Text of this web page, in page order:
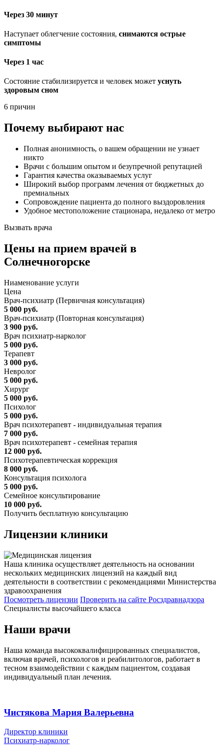
Через 30 минут
Наступает облегчение состояния, снимаются острые
симптомы
Через 1 час
Состояние стабилизируется и человек может уснуть
здоровым сном
6 причин
Почему выбирают нас
Полная анонимность, о вашем обращении не узнает
никто
Врачи с большим опытом и безупречной репутацией
Гарантия качества оказываемых услуг
Широкий выбор программ лечения от бюджетных до
премиальных
Сопровождение пациента до полного выздоровления
Удобное местоположение стационара, недалеко от метро
Вызвать врача
Цены на прием врачей в
Солнечногорске
Ниaменование услуги
Цена
Врач-психиатр (Первичная консультация)
5 000 руб.
Врач-психиатр (Повторная консультация)
3 900 руб.
Врач психиатр-нарколог
5 000 руб.
Терапевт
3 000 руб.
Невролог
5 000 руб.
Хирург
5 000 руб.
Психолог
5 000 руб.
Врач психотерапевт - индивидуальная терапия
7 000 руб.
Врач психотерапевт - семейная терапия
12 000 руб.
Психотерапевтическая коррекция
8 000 руб.
Консультация психолога
5 000 руб.
Семейное консультирование
10 000 руб.
Получить бесплатную консультацию
Лицензии клиники
Наша клиника осуществляет деятельность на основании
нескольких медицинских лицензий на каждый вид
деятельности в соответствии с рекомендациями Министерства
здравоохранения
Посмотреть лицензии Проверить на сайте Росздравнадзора
Специалисты высочайшего класса
Наши врачи
Наша команда высококвалифицированных специалистов,
включая врачей, психологов и реабилитологов, работает в
тесном взаимодействии с каждым пациентом, создавая
индивидуальный план лечения.
Чистякова Мария Валерьевна
Директор клиники
Психиатр-нарколог